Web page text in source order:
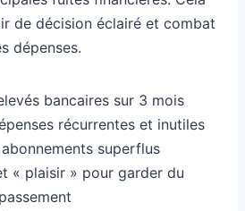
de décision éclairé et combat
dépenses.
bancaires sur 3 mois
récurrentes et inutiles
superflus
« plaisir » pour garder du